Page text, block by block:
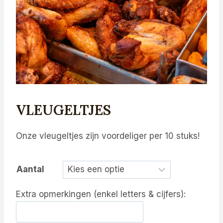
VLEUGELTJES
Onze vleugeltjes zijn voordeliger per 10 stuks!
Aantal
Extra opmerkingen (enkel letters & cijfers):